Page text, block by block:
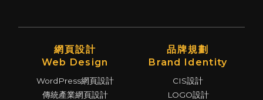
網頁設計
Web Design
WordPress網頁設計
傳統產業網頁設計
品牌規劃
Brand Identity
CIS設計
LOGO設計